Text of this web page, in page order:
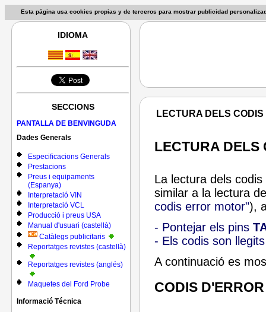
Esta página usa cookies propias y de terceros para mostrar publicidad
IDIOMA
SECCIONS
PANTALLA DE BENVINGUDA
Dades Generals
Especificacions Generals
Prestacions
Preus i equipaments
(Espanya)
Interpretació VIN
Interpretació VCL
Producció i preus USA
Manual d'usuari (castellà)
Catàlegs publicitaris
Reportatges revistes (castellà)
Reportatges revistes (anglés)
Maquetes del Ford Probe
Informació Técnica
LECTURA DELS
LECTURA DELS
La lectura dels
similar a la lectura
codis error motor"),
- Pontejar els pins
- Els codis son
A continuació es
CODIS